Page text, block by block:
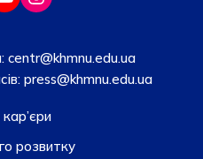
centr@khmnu.edu.ua
press@khmnu.edu.ua
розвитку